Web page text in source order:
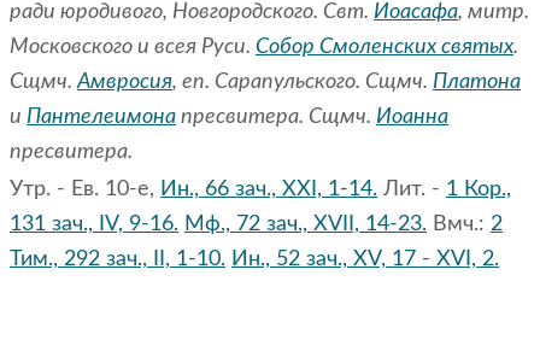
ради юродивого, Новгородского. Свт. Иоасафа, митр.
Московского и всея Руси. Собор Смоленских святых.
Сщмч.Амвросия, еп. Сарапульского. Сщмч. Платона
и Пантелеимона пресвитера. Сщмч. Иоанна
пресвитера.
Утр. - Ев. 10-е, Ин., 66 зач., XXI, 1-14. Лит. - 1 Кор.,
131 зач., IV, 9-16. Мф., 72 зач., XVII, 14-23. Вмч.: 2
Тим., 292 зач., II, 1-10. Ин., 52 зач., XV, 17 - XVI, 2.